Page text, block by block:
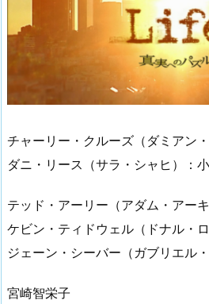
チャーリー・クルーズ（ダミアン
ダニ・リース（サラ・シャヒ）：
テッド・アーリー（アダム・アー
ケビン・ティドウェル（ドナル・
ジェーン・シーバー（ガブリエル
宮崎智栄子